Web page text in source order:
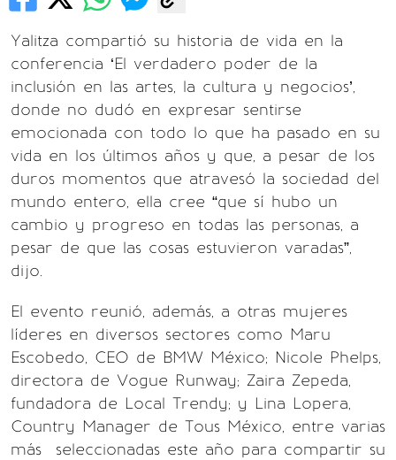
Yalitza compartió su historia de vida en la
conferencia ‘El verdadero poder de la
inclusión en las artes, la cultura y negocios’,
donde no dudó en expresar sentirse
emocionada con todo lo que ha pasado en su
vida en los últimos años y que, a pesar de los
duros momentos que atravesó la sociedad del
mundo entero, ella cree “que sí hubo un
cambio y progreso en todas las personas, a
pesar de que las cosas estuvieron varadas”,
dijo.
El evento reunió, además, a otras mujeres
líderes en diversos sectores como Maru
Escobedo, CEO de BMW México; Nicole Phelps,
directora de Vogue Runway; Zaira Zepeda,
fundadora de Local Trendy; y Lina Lopera,
Country Manager de Tous México, entre varias
más seleccionadas este año para compartir su